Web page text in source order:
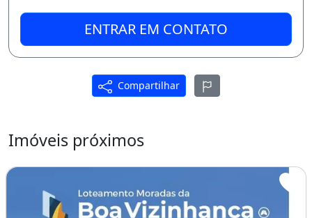
ENTRAR EM CONTATO
Compartilhar
Imóveis próximos